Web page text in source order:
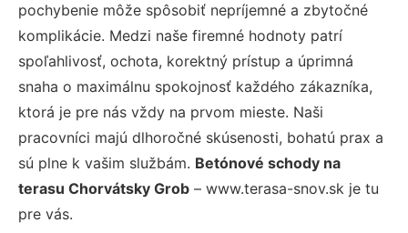
pochybenie môže spôsobiť nepríjemné a zbytočné
komplikácie. Medzi naše firemné hodnoty patrí
spoľahlivosť, ochota, korektný prístup a úprimná
snaha o maximálnu spokojnosť každého zákazníka,
ktorá je pre nás vždy na prvom mieste. Naši
pracovníci majú dlhoročné skúsenosti, bohatú prax a
sú plne k vašim službám. Betónové schody na
terasu Chorvátsky Grob – www.terasa-snov.sk je tu
pre vás.